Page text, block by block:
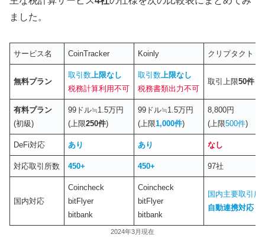
ました。
サービス名 CoinTracker Koinly クリプタクト
無料プラン
取引数 上限なし
税務計算利用不可
取引数 上限なし
税務書類出力不可
取引上限50件
有料プラン
(初級)
99ドル≒1.5万円
(上限250件)
99ドル≒1.5万円
(上限1,000件)
8,800円
(上限500件)
DeFi対応 あり あり なし
対応取引所数 450+ 450+ 97社
国内対応
Coincheck
bitFlyer
bitbank
Coincheck
bitFlyer
bitbank
国内主要取引所
自動連携対応
2024年3月現在